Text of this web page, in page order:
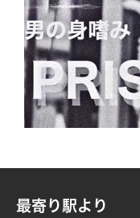
最寄り駅より